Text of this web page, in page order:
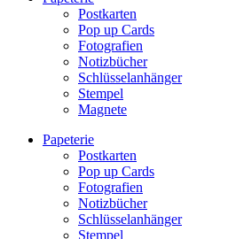
Postkarten
Pop up Cards
Fotografien
Notizbücher
Schlüsselanhänger
Stempel
Magnete
Papeterie
Postkarten
Pop up Cards
Fotografien
Notizbücher
Schlüsselanhänger
Stempel